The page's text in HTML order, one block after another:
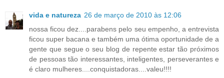
vida e natureza 26 de março de 2010 às 12:06
nossa ficou dez....parabens pelo seu empenho, a entrevista
ficou super bacana e também uma ótima oportunidade de a
gente que segue o seu blog de repente estar tão próximos
de pessoas tão interessantes, inteligentes, perseverantes e
é claro mulheres....conquistadoras....valeu!!!!